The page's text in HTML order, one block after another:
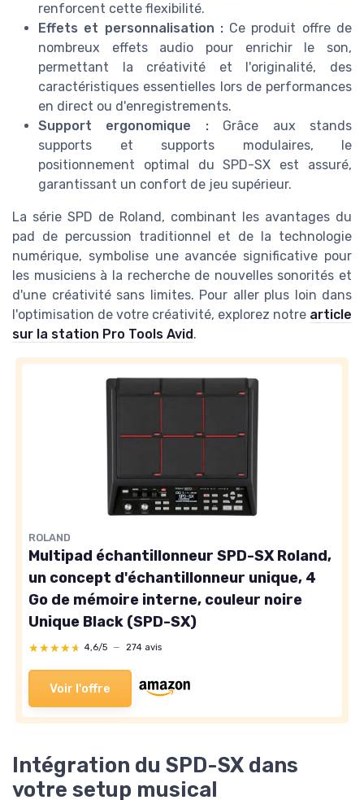
renforcent cette flexibilité.
Effets et personnalisation :Ce produit offre de
nombreux effets audio pour enrichir le son,
permettant la créativité et l'originalité, des
caractéristiques essentielles lors de performances
en direct ou d'enregistrements.
Support ergonomique :Grâce aux stands
supports et supports modulaires, le
positionnement optimal du SPD-SX est assuré,
garantissant un confort de jeu supérieur.
La série SPD de Roland, combinant les avantages du
pad de percussion traditionnel et de la technologie
numérique, symbolise une avancée significative pour
les musiciens à la recherche de nouvelles sonorités et
d'une créativité sans limites. Pour aller plus loin dans
l'optimisation de votre créativité, explorez notre article
sur la station Pro Tools Avid.
ROLAND
Multipad échantillonneur SPD-SX Roland,
un concept d'échantillonneur unique, 4
Go de mémoire interne, couleur noire
Unique Black (SPD-SX)
★★★★★
★★★★★ 4,6/5 — 274 avis
Voir l'offre
Intégration du SPD-SX dans
votre setup musical